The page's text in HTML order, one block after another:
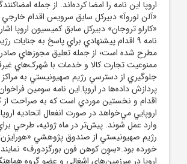
اروپا اين نامه را امضا کرده‌اند. از جمله
«آلن لوروآ» دبيرکل سابق سرويس اقدام خارجي
«کارلو تروجان» دبيرکل سابق کميسيون اروپا
نامه 9 اقدام پيشنهادي براي پاسخ به
مطرح شده است؛ از جمله تعليق مجوزهاي
ممنوعيت تجارت کالا و خدمات با شهرک‌هاي
جلوگيري از دسترسي رژيم صهيونيستي به
پردازش داده‌ها در اروپا.اين نامه سومين
اقدام و نخستين موردي است که به صراحت
اروپايي مي‌خواهد در صورت انفعال اتحاديه
وارد عمل شوند. پيش‌تر در ماه ژوئيه، طرحي
رژيم صهيونيستي از صندوق پژوهشي
خورده بود.«سِوِن کوهن فون بورگزدورف»
اروپا در سرزمين‌هاي اشغالي و عضو گروه